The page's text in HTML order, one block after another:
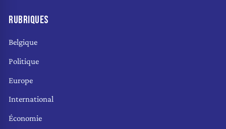
RUBRIQUES
Belgique
Politique
Europe
International
Économie